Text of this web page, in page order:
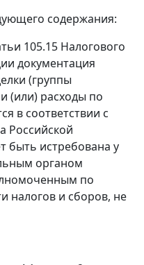
содержания:
105.15 Налогового
документация
(группы
(или) расходы по
в соответствии с
Российской
быть истребована у
органом
по
налогов и сборов, не